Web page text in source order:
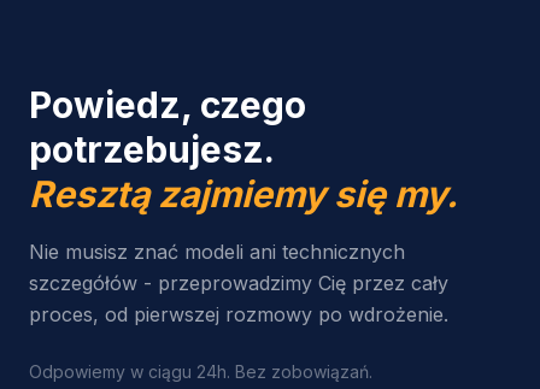
Powiedz, czego
potrzebujesz.
Resztą zajmiemy się my.
Nie musisz znać modeli ani technicznych
szczegółów - przeprowadzimy Cię przez cały
proces, od pierwszej rozmowy po wdrożenie.
Odpowiemy w ciągu 24h. Bez zobowiązań.